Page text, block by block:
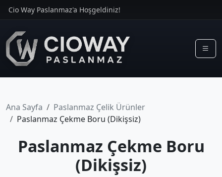
Cio Way Paslanmaz'a Hoşgeldiniz!
Ana Sayfa
Paslanmaz Çelik Ürünler
Paslanmaz Çekme Boru (Dikişsiz)
Paslanmaz Çekme Boru
(Dikişsiz)